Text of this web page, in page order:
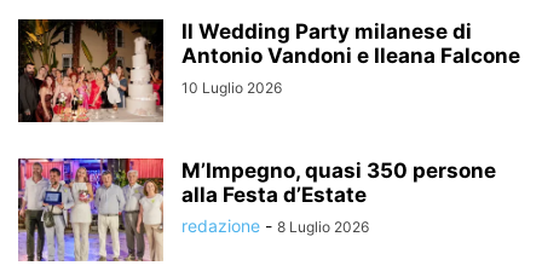
Il Wedding Party milanese di
Antonio Vandoni e Ileana Falcone
10 Luglio 2026
M’Impegno, quasi 350 persone
alla Festa d’Estate
redazione - 8 Luglio 2026